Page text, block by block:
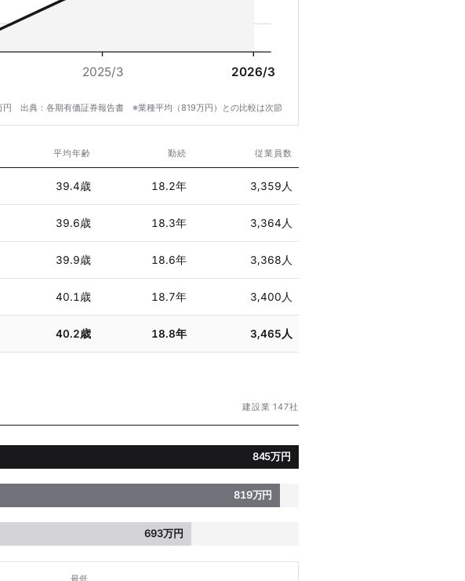
2025/3 2026/3
円 出典：各期有価証券報告書 ※業種平均（819万円）との比較は次節
平均年齢 勤続 従業員数
39.4歳 18.2年 3,359人
39.6歳 18.3年 3,364人
39.9歳 18.6年 3,368人
40.1歳 18.7年 3,400人
40.2歳 18.8年 3,465人
建設業 147社
845万円
819万円
693万円